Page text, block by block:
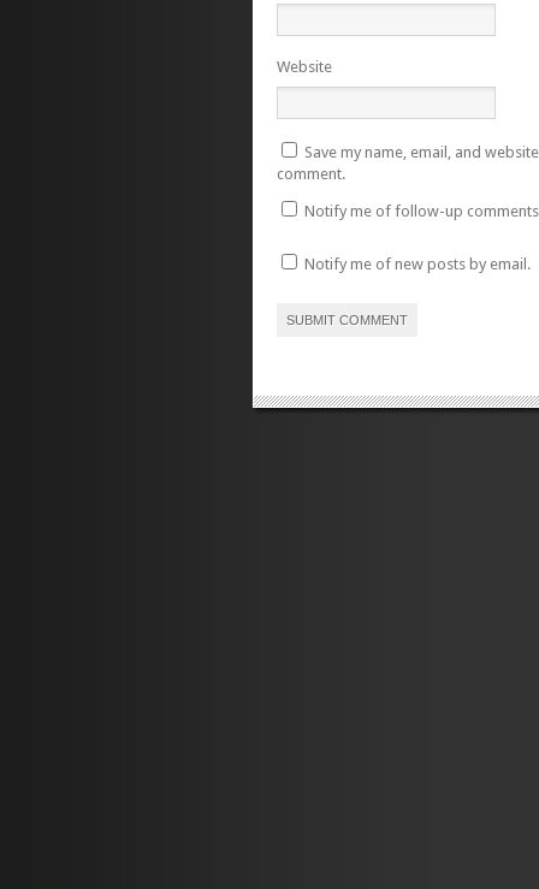
Website
Save my name, email, and
comment.
Notify me of follow-up
Notify me of new posts by email.